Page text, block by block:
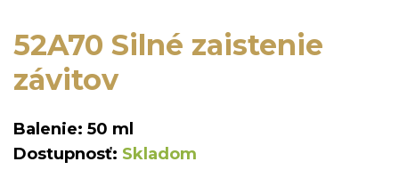
52A70 Silné zaistenie
závitov
Balenie: 50 ml
Dostupnosť: Skladom